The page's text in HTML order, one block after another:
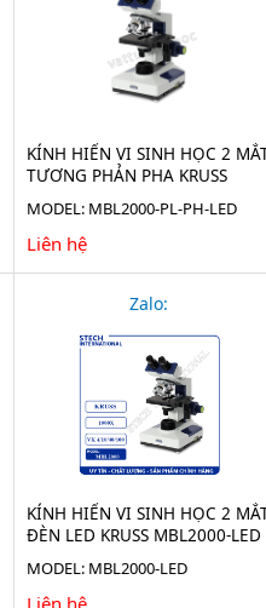
KÍNH HIỂN VI SINH HỌC 2
TƯƠNG PHẢN PHA KRUSS
MODEL: MBL2000-PL-PH-LED
Liên hệ
Zalo:
KÍNH HIỂN VI SINH HỌC 2
ĐÈN LED KRUSS MBL2000-LED
MODEL: MBL2000-LED
Liên hệ